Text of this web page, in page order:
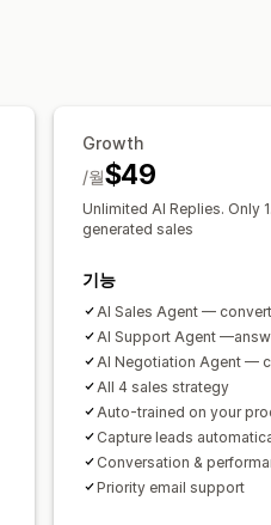
Growth
$49
/월
Unlimited AI Replies. Only
generated sales
기능
AI Sales Agent —
AI Support Agent
AI Negotiation Agent —
All 4 sales strategy
Auto-trained on your
Capture leads
Conversation &
Priority email support